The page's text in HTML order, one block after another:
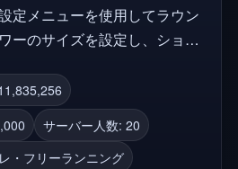
定メニューを使用してラウン
ーのサイズを設定し、ショッ
サーバー人数: 20
・フリーランニング